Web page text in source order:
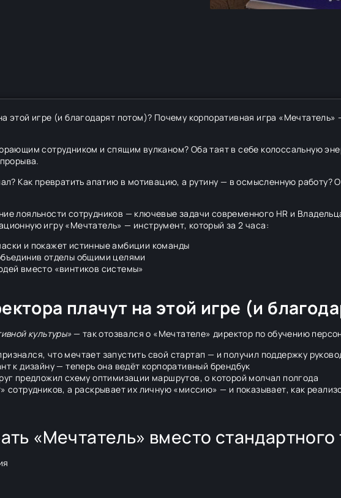
этой игре (и благодарят потом)? Почему корпоративная игра
сотрудником и спящим вулканом? Оба таят в себе колоссальную
Как превратить апатию в мотивацию, а рутину — в осмысленную
лояльности сотрудников — ключевые задачи современного HR и
игру «Мечтатель» — инструмент, который за 2 часа:
и покажет истинные амбиции команды
отделы общими целями
вместо «винтиков системы»
плачут на этой игре (и
культуры»— так отозвался о «Мечтателе» директор по обучению
что мечтает запустить свой стартап — и получил поддержку
к дизайну — теперь она ведёт корпоративный брендбук
предложил схему оптимизации маршрутов, о которой молчал полгода
сотрудников, а раскрывает их личную «миссию» — и показывает, как
«Мечтатель» вместо стандартного